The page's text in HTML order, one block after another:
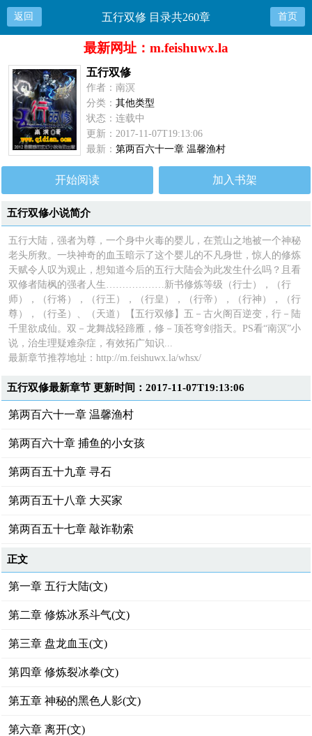
返回 五行双修 目录共260章 首页
最新网址：m.feishuwx.la
五行双修
作者：南溟
分类：其他类型
状态：连载中
更新：2017-11-07T19:13:06
最新：第两百六十一章 温馨渔村
开始阅读 加入书架
五行双修小说简介
五行大陆，强者为尊，一个身中火毒的婴儿，在荒山之地被一个神秘
老头所救。一块神奇的血玉暗示了这个婴儿的不凡身世，惊人的修炼
天赋令人叹为观止，想知道今后的五行大陆会为此发生什么吗？且看
双修者陆枫的强者人生………………新书修炼等级（行士），（行
师），（行将），（行王），（行皇），（行帝），（行神），（行
尊），（行圣）、（天道）【五行双修】五－古火阁百逆变，行－陆
千里欲成仙。双－龙舞战轻蹄雁，修－顶苍穹剑指天。PS看“南溟”小
说，治生理疑难杂症，有效拓广知识...
最新章节推荐地址：http://m.feishuwx.la/whsx/
五行双修最新章节 更新时间：2017-11-07T19:13:06
第两百六十一章 温馨渔村
第两百六十章 捕鱼的小女孩
第两百五十九章 寻石
第两百五十八章 大买家
第两百五十七章 敲诈勒索
正文
第一章 五行大陆(文)
第二章 修炼冰系斗气(文)
第三章 盘龙血玉(文)
第四章 修炼裂冰拳(文)
第五章 神秘的黑色人影(文)
第六章 离开(文)